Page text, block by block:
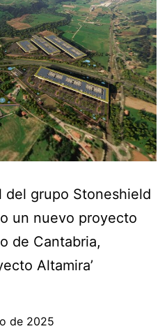
del grupo Stoneshield
un nuevo proyecto
de Cantabria,
Altamira’
de 2025